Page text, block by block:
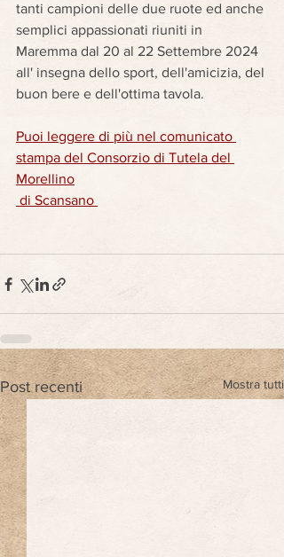
tanti campioni delle due ruote ed anche
semplici appassionati riuniti in
Maremma dal 20 al 22 Settembre 2024
all' insegna dello sport, dell'amicizia, del
buon bere e dell'ottima tavola.
Puoi leggere di più nel comunicato
stampa del Consorzio di Tutela del
Morellino
di Scansano
Post recenti Mostra tutti